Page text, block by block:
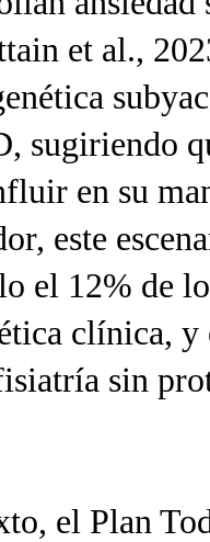
et al.,
sugiriendo
en su
este
el 12% de
clínica, y
sin
el Plan